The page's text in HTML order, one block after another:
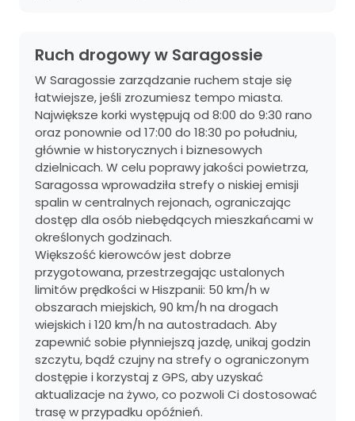
Ruch drogowy w Saragossie
W Saragossie zarządzanie ruchem staje się
łatwiejsze, jeśli zrozumiesz tempo miasta.
Największe korki występują od 8:00 do 9:30 rano
oraz ponownie od 17:00 do 18:30 po południu,
głównie w historycznych i biznesowych
dzielnicach. W celu poprawy jakości powietrza,
Saragossa wprowadziła strefy o niskiej emisji
spalin w centralnych rejonach, ograniczając
dostęp dla osób niebędących mieszkańcami w
określonych godzinach.
Większość kierowców jest dobrze
przygotowana, przestrzegając ustalonych
limitów prędkości w Hiszpanii: 50 km/h w
obszarach miejskich, 90 km/h na drogach
wiejskich i 120 km/h na autostradach. Aby
zapewnić sobie płynniejszą jazdę, unikaj godzin
szczytu, bądź czujny na strefy o ograniczonym
dostępie i korzystaj z GPS, aby uzyskać
aktualizacje na żywo, co pozwoli Ci dostosować
trasę w przypadku opóźnień.